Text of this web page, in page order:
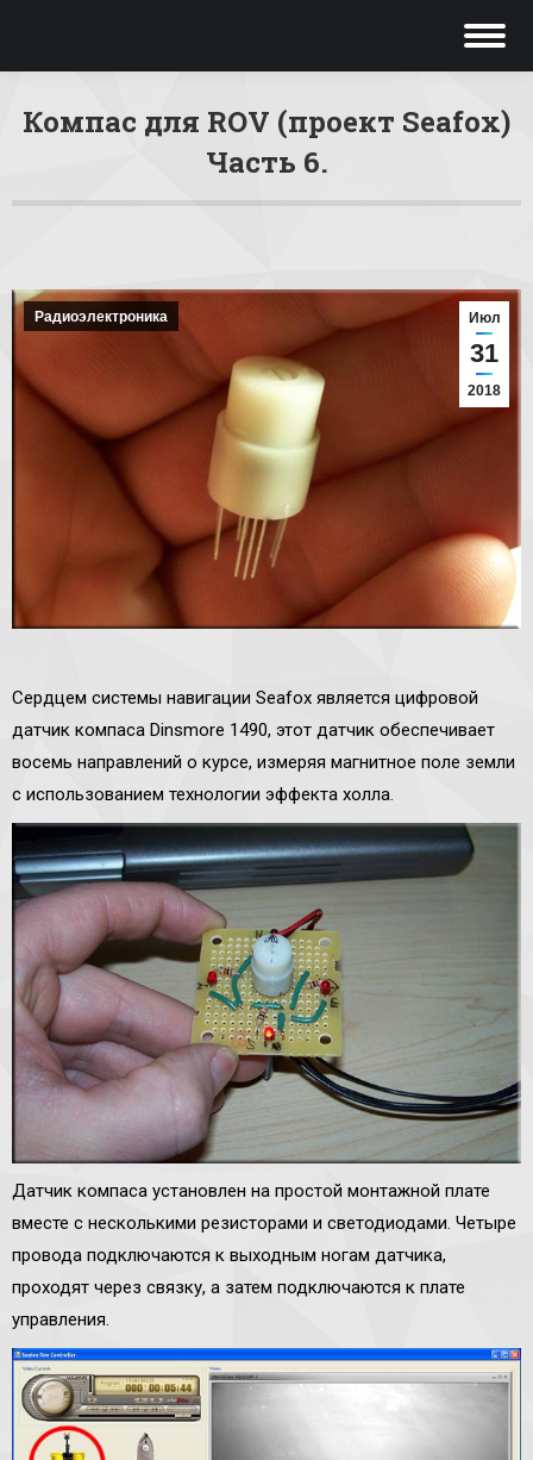
Компас для ROV (проект Seafox)
Часть 6.
Июл
31
2018
Радиоэлектроника
Сердцем системы навигации Seafox является цифровой
датчик компаса Dinsmore 1490, этот датчик обеспечивает
восемь направлений о курсе, измеряя магнитное поле земли
с использованием технологии эффекта холла.
Датчик компаса установлен на простой монтажной плате
вместе с несколькими резисторами и светодиодами. Четыре
провода подключаются к выходным ногам датчика,
проходят через связку, а затем подключаются к плате
управления.